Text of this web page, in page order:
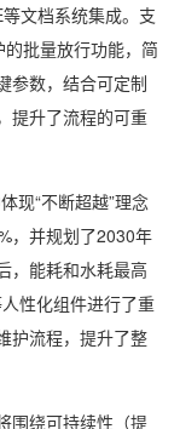
文档系统集成。支
批量放行功能，简
参数，结合可定制
提升了流程的可重
“不断超越”理念
，并规划了2030年
，能耗和水耗最高
性化组件进行了重
护流程，提升了整
绕可持续性（提